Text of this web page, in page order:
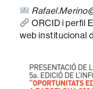
ORCID i perfil
web institucional